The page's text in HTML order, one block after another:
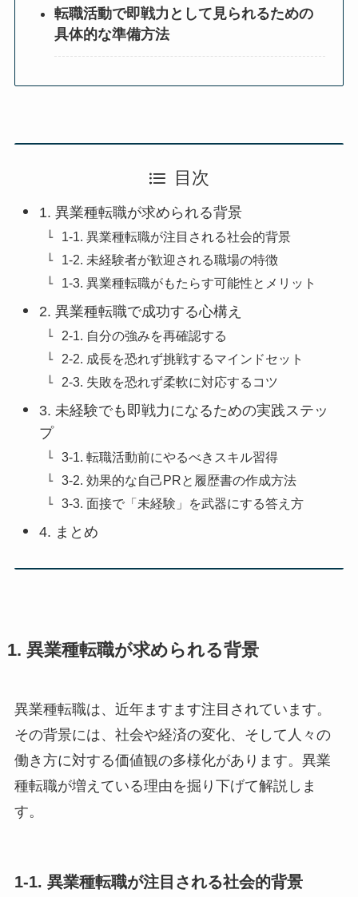
転職活動で即戦力として見られるための
具体的な準備方法
目次
1. 異業種転職が求められる背景
1-1. 異業種転職が注目される社会的背景
1-2. 未経験者が歓迎される職場の特徴
1-3. 異業種転職がもたらす可能性とメリット
2. 異業種転職で成功する心構え
2-1. 自分の強みを再確認する
2-2. 成長を恐れず挑戦するマインドセット
2-3. 失敗を恐れず柔軟に対応するコツ
3. 未経験でも即戦力になるための実践ステッ
プ
3-1. 転職活動前にやるべきスキル習得
3-2. 効果的な自己PRと履歴書の作成方法
3-3. 面接で「未経験」を武器にする答え方
4. まとめ
1. 異業種転職が求められる背景
異業種転職は、近年ますます注目されています。
その背景には、社会や経済の変化、そして人々の
働き方に対する価値観の多様化があります。異業
種転職が増えている理由を掘り下げて解説しま
す。
1-1. 異業種転職が注目される社会的背景